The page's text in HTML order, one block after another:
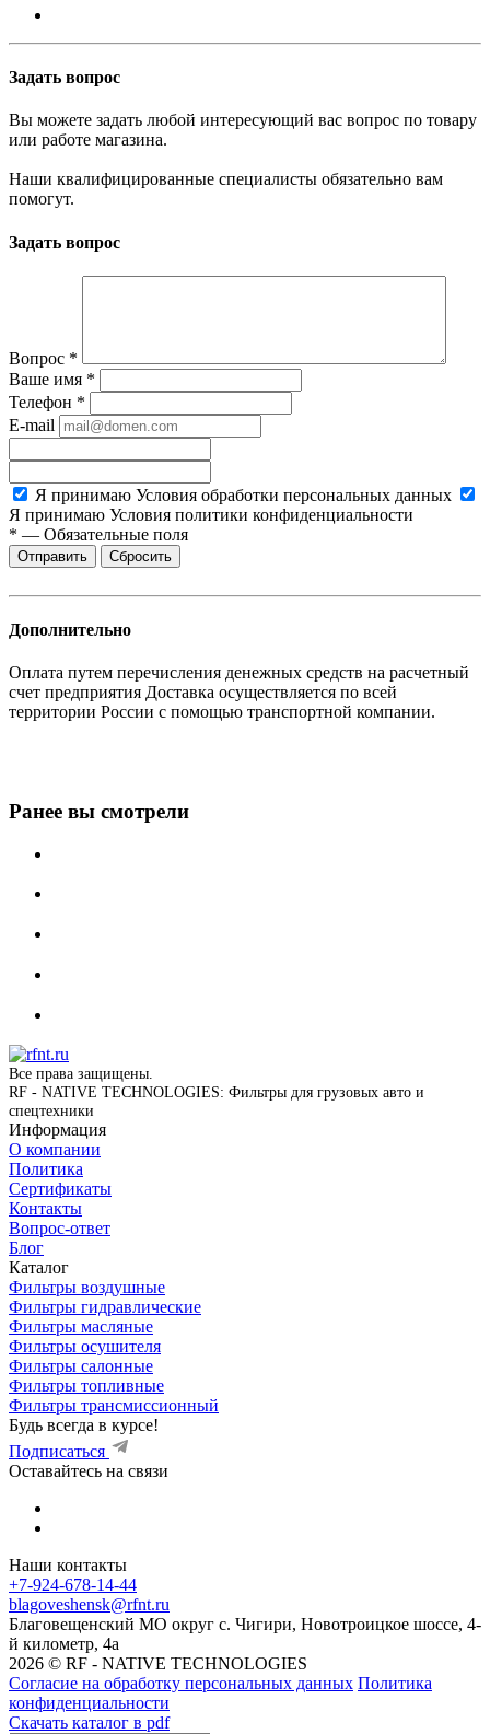
Задать вопрос
Вы можете задать любой интересующий вас вопрос по товару
или работе магазина.
Наши квалифицированные специалисты обязательно вам
помогут.
Задать вопрос
Вопрос *
Ваше имя *
Телефон *
E-mail
Я принимаю Условия обработки персональных данных
Я принимаю Условия политики конфиденциальности
* — Обязательные поля
Сбросить
Дополнительно
Оплата путем перечисления денежных средств на расчетный
счет предприятия Доставка осуществляется по всей
территории России с помощью транспортной компании.
Ранее вы смотрели
Все права защищены.
RF - NATIVE TECHNOLOGIES: Фильтры для грузовых авто и
спецтехники
Информация
О компании
Политика
Сертификаты
Контакты
Вопрос-ответ
Блог
Каталог
Фильтры воздушные
Фильтры гидравлические
Фильтры масляные
Фильтры осушителя
Фильтры салонные
Фильтры топливные
Фильтры трансмиссионный
Будь всегда в курсе!
Подписаться
Оставайтесь на связи
Наши контакты
+7-924-678-14-44‬
blagoveshensk@rfnt.ru
Благовещенский МО округ с. Чигири, Новотроицкое шоссе, 4-
й километр, 4а
2026 © RF - NATIVE TECHNOLOGIES
Согласие на обработку персональных данных Политика
конфиденциальности
Скачать каталог в pdf